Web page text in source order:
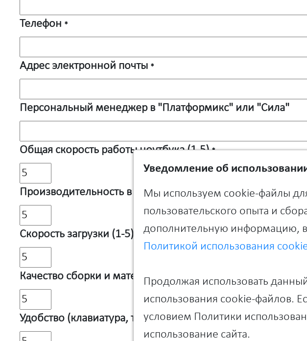
Телефон *
Адрес электронной почты *
Персональный менеджер в "Платформикс" или "Сила"
Общая скорость работы ноутбука (1-5)*
Производительность в рессурсоемких приложениях (1-5)
Скорость загрузки (1-5)
Качество сборки и материалов (1-5)
Удобство (клавиатура, тачпад и т.д.) (1-5)*
Уведомление об
Мы используем cookie-файлы
пользовательского опыта и
дополнительную информацию,
Политикой использования
Продолжая использовать
использования cookie-файлов.
условием Политики
использование сайта.